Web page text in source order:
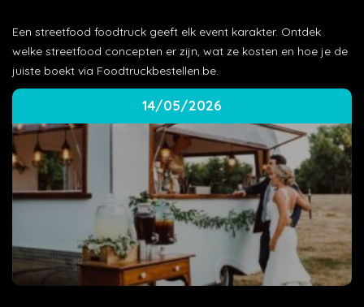
Een streetfood foodtruck geeft elk event karakter. Ontdek
welke streetfood concepten er zijn, wat ze kosten en hoe je de
juiste boekt via Foodtruckbestellen.be.
14/05/2026